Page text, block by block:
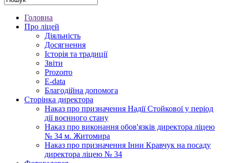
Головна
Про ліцей
Діяльність
Досягнення
Історія та традиції
Звіти
Prozorro
E-data
Благодійна допомога
Сторінка директора
Наказ про призначення Надії Стойкової у період
дії воєнного стану
Наказ про виконання обов'язків директора ліцею
№ 34 м. Житомира
Наказ про призначення Інни Кравчук на посаду
директора ліцею № 34